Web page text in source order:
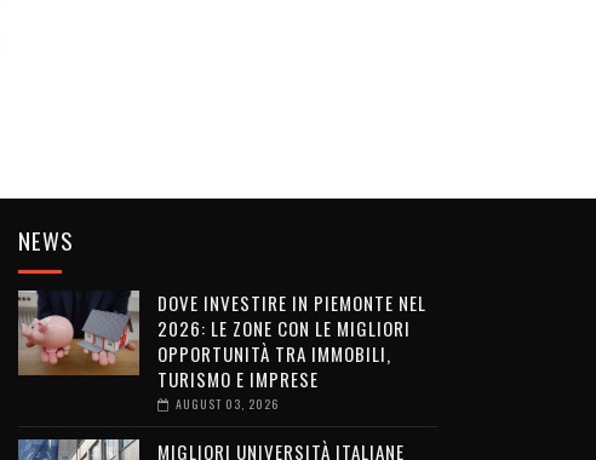
NEWS
DOVE INVESTIRE IN PIEMONTE NEL
2026: LE ZONE CON LE MIGLIORI
OPPORTUNITÀ TRA IMMOBILI,
TURISMO E IMPRESE
AUGUST 03, 2026
MIGLIORI UNIVERSITÀ ITALIANE